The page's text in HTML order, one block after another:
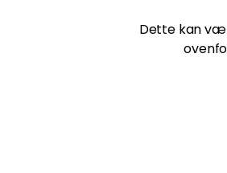
Dette kan